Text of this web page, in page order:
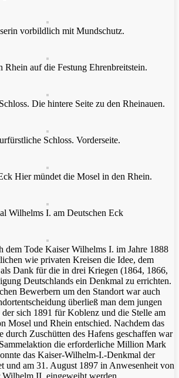
vorbildlich mit Mundschutz.
Rhein auf die Festung Ehrenbreitstein.
Die hintere Seite zu den Rheinauen.
Schloss. Vorderseite.
Hier mündet die Mosel in den Rhein.
Wilhelms I. am Deutschen Eck
dem Tode Kaiser Wilhelms I. im Jahre 1888
wie privaten Kreisen die Idee, dem
Dank für die in drei Kriegen (1864, 1866,
Deutschlands ein Denkmal zu errichten.
Bewerbern um den Standort war auch
überließ man dem jungen
sich 1891 für Koblenz und die Stelle am
Mosel und Rhein entschied. Nachdem das
durch Zuschütten des Hafens geschaffen war
die erforderliche Million Mark
das Kaiser-Wilhelm-I.-Denkmal der
und am 31. August 1897 in Anwesenheit von
Wilhelm II. eingeweiht werden.